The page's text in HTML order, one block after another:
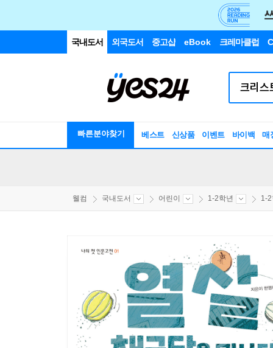
국내도서 외국도서 중고샵 eBook 크레마클럽
빠른분야찾기 베스트 신상품 이벤트 바이백 매
웰컴 국내도서 어린이 1-2학년 1-